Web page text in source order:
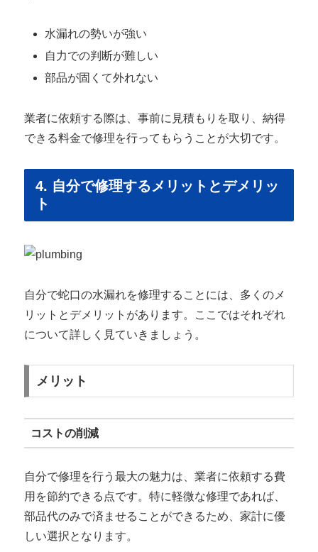
水漏れの勢いが強い
自力での判断が難しい
部品が固くて外れない
業者に依頼する際は、事前に見積もりを取り、納得
できる料金で修理を行ってもらうことが大切です。
4. 自分で修理するメリットとデメリッ
ト
自分で蛇口の水漏れを修理することには、多くのメ
リットとデメリットがあります。ここではそれぞれ
について詳しく見ていきましょう。
メリット
コストの削減
自分で修理を行う最大の魅力は、業者に依頼する費
用を節約できる点です。特に軽微な修理であれば、
部品代のみで済ませることができるため、家計に優
しい選択となります。